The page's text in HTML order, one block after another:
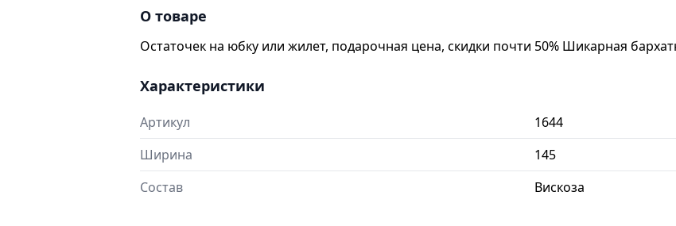
О товаре
Остаточек на юбку или жилет, подарочная цена, скидки почти 50% Шикарная
Характеристики
Артикул
1644
Ширина
145
Состав
Вискоза